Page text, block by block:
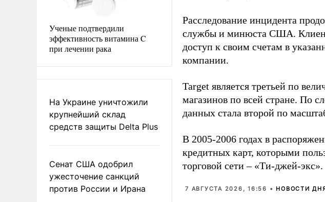
Ученые подтвердили
эффективность витамина C
при лечении рака
На Украине уничтожили
крупнейший склад
средств защиты Delta Plus
Сенат США одобрил
ужесточение санкций
против России и Ирана
Расследование инцидента
службы и минюста США.
доступ к своим счетам в
компании.
Target является третьей по
магазинов по всей стране. По
данных стала второй по
В 2005-2006 годах в
кредитных карт, которыми
торговой сети – «Ти-джей-экс».
7 АВГУСТА 2026, 16:56 • НОВОСТИ